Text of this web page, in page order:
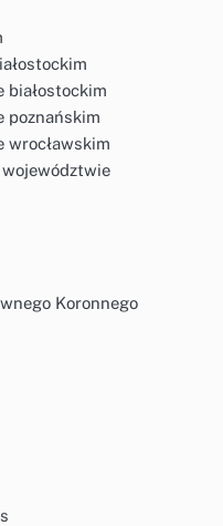
białostockim
poznańskim
wrocławskim
Koronnego